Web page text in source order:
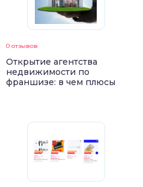
0 отзывов
Открытие агентства
недвижимости по
франшизе: в чем плюсы